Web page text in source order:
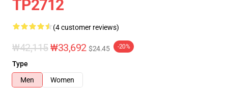
TP2712
(4 customer reviews)
₩42,115₩33,692 $24.45 -20%
Type
Men
Women